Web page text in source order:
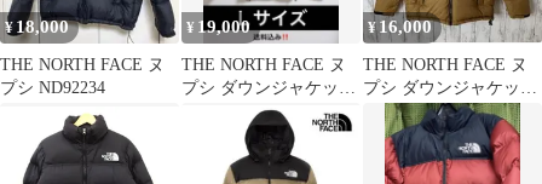
¥ 18,000
THE NORTH FACE ヌ
プシ ND92234
¥ 19,000
THE NORTH FACE ヌ
プシ ダウンジャケット
¥ 16,000
THE NORTH FACE ヌ
プシ ダウンジャケット
ブラウン